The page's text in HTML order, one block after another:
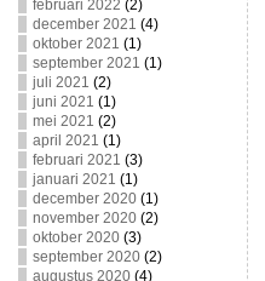
februari 2022 (2)
december 2021 (4)
oktober 2021 (1)
september 2021 (1)
juli 2021 (2)
juni 2021 (1)
mei 2021 (2)
april 2021 (1)
februari 2021 (3)
januari 2021 (1)
december 2020(1)
november 2020(2)
oktober 2020(3)
september 2020(2)
augustus 2020(4)